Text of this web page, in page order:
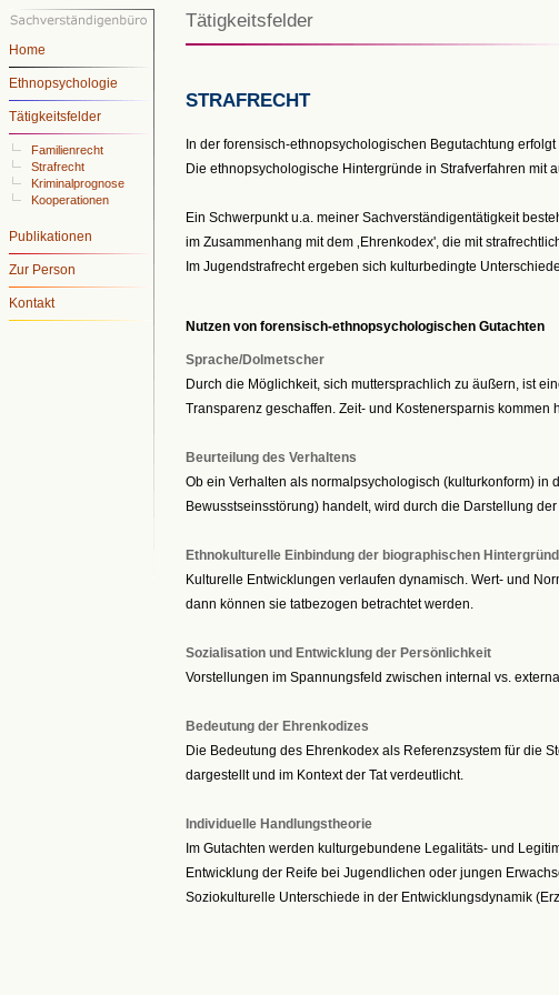
Home
Ethnopsychologie
Tätigkeitsfelder
Familienrecht
Strafrecht
Kriminalprognose
Kooperationen
Publikationen
Zur Person
Kontakt
Tätigkeitsfelder
STRAFRECHT
In der forensisch-ethnopsychologischen Begutachtung
Die ethnopsychologische Hintergründe in Strafverfahren mit
Ein Schwerpunkt u.a. meiner Sachverständigentätigkeit
im Zusammenhang mit dem ‚Ehrenkodex', die mit
Im Jugendstrafrecht ergeben sich kulturbedingte
Nutzen von forensisch-ethnopsychologischen Gutachten
Sprache/Dolmetscher
Durch die Möglichkeit, sich muttersprachlich zu äußern, ist
Transparenz geschaffen. Zeit- und Kostenersparnis kommen
Beurteilung des Verhaltens
Ob ein Verhalten als normalpsychologisch (kulturkonform) in
Bewusstseinsstörung) handelt, wird durch die Darstellung
Ethnokulturelle Einbindung der biographischen
Kulturelle Entwicklungen verlaufen dynamisch. Wert- und
dann können sie tatbezogen betrachtet werden.
Sozialisation und Entwicklung der Persönlichkeit
Vorstellungen im Spannungsfeld zwischen internal vs.
Bedeutung der Ehrenkodizes
Die Bedeutung des Ehrenkodex als Referenzsystem für die
dargestellt und im Kontext der Tat verdeutlicht.
Individuelle Handlungstheorie
Im Gutachten werden kulturgebundene Legalitäts- und
Entwicklung der Reife bei Jugendlichen oder jungen
Soziokulturelle Unterschiede in der Entwicklungsdynamik